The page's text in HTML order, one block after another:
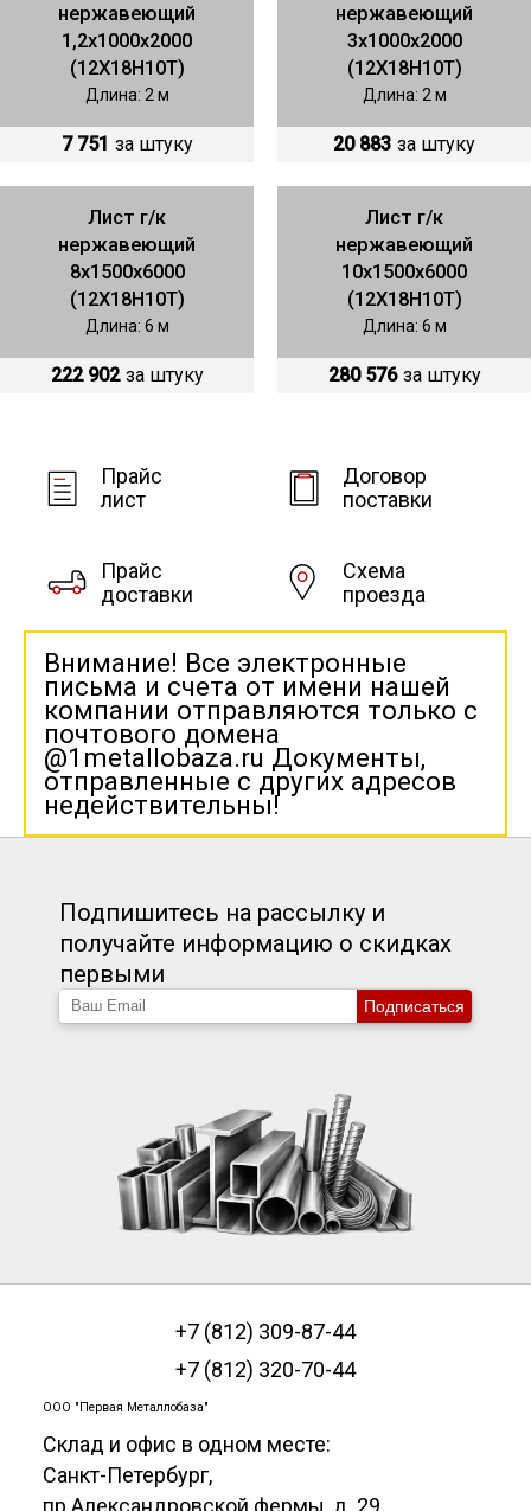
нержавеющий
1,2х1000х2000
(12Х18Н10Т)
Длина: 2 м
7 751 за штуку
нержавеющий
3х1000х2000
(12Х18Н10Т)
Длина: 2 м
20 883 за штуку
Лист г/к
нержавеющий
8х1500х6000
(12Х18Н10Т)
Длина: 6 м
222 902 за штуку
Лист г/к
нержавеющий
10х1500х6000
(12Х18Н10Т)
Длина: 6 м
280 576 за штуку
Прайс
лист
Договор
поставки
Прайс
доставки
Схема
проезда
Внимание! Все электронные
письма и счета от имени нашей
компании отправляются только с
почтового домена
@1metallobaza.ru Документы,
отправленные с других адресов
недействительны!
Подпишитесь на рассылку и
получайте информацию о скидках
первыми
Подписаться
+7 (812) 309-87-44
+7 (812) 320-70-44
ООО "Первая Металлобаза"
Склад и офис в одном месте:
Санкт-Петербург,
пр.Александровской фермы, д. 29